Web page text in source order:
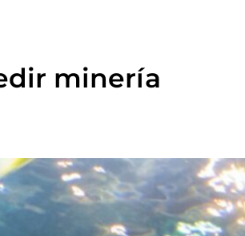
minería